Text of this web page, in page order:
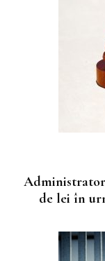
de lei în